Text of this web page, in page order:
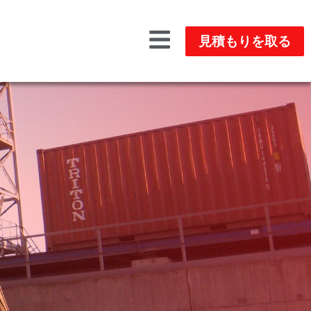
見積もりを取る